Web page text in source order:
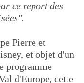
ce report des
Pierre et
et objet d'un
programme
d'Europe, cette